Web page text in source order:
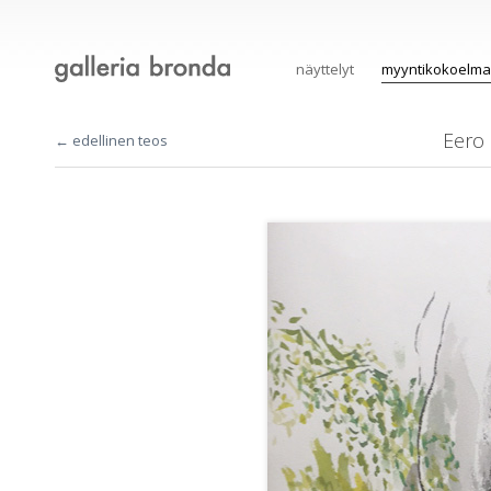
näyttelyt myyntikokoelma
← edellinen teos